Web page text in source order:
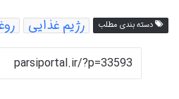
دسته بندی مطلب رژیم غذایی